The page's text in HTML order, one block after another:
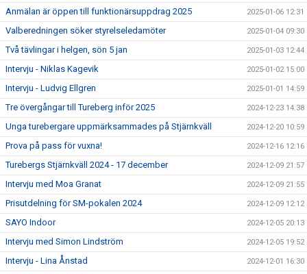
Anmälan är öppen till funktionärsuppdrag 2025 2025-01-06 12:31
Valberedningen söker styrelseledamöter 2025-01-04 09:30
Två tävlingar i helgen, sön 5 jan 2025-01-03 12:44
Intervju - Niklas Kagevik 2025-01-02 15:00
Intervju - Ludvig Ellgren 2025-01-01 14:59
Tre övergångar till Tureberg inför 2025 2024-12-23 14:38
Unga turebergare uppmärksammades på Stjärnkväll 2024-12-20 10:59
Prova på pass för vuxna! 2024-12-16 12:16
Turebergs Stjärnkväll 2024 - 17 december 2024-12-09 21:57
Intervju med Moa Granat 2024-12-09 21:55
Prisutdelning för SM-pokalen 2024 2024-12-09 12:12
SAYO Indoor 2024-12-05 20:13
Intervju med Simon Lindström 2024-12-05 19:52
Intervju - Lina Ånstad 2024-12-01 16:30